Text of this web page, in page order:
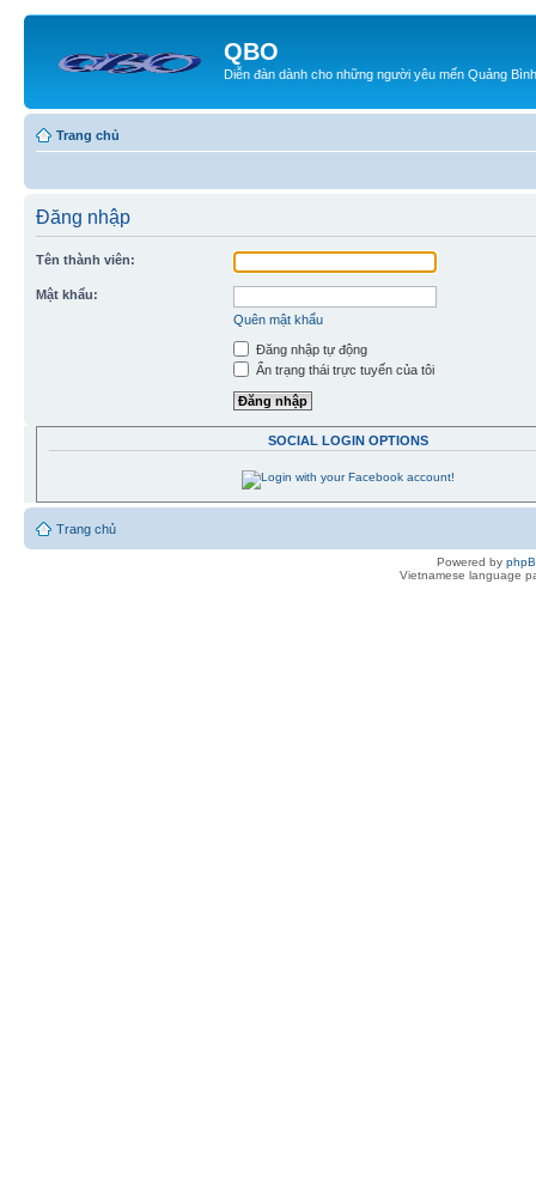
QBO
Diễn đàn dành cho những người yêu mến Quảng Bình
Trang chủ
Đăng nhập
Tên thành viên:
Mật khẩu:
Quên mật khẩu
Đăng nhập tự động
Ẩn trạng thái trực tuyến của tôi
SOCIAL LOGIN OPTIONS
Trang chủ
Powered by
Vietnamese language